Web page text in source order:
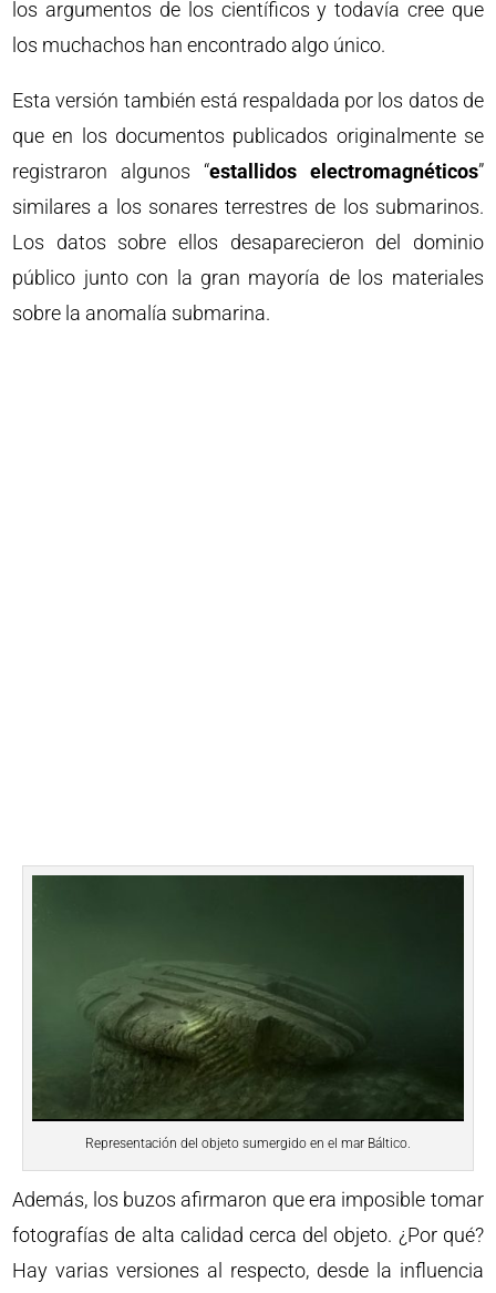
los argumentos de los científicos y todavía cree que
los muchachos han encontrado algo único.
Esta versión también está respaldada por los datos de
que en los documentos publicados originalmente se
registraron algunos “estallidos electromagnéticos”
similares a los sonares terrestres de los submarinos.
Los datos sobre ellos desaparecieron del dominio
público junto con la gran mayoría de los materiales
sobre la anomalía submarina.
Representación del objeto sumergido en el mar Báltico.
Además, los buzos afirmaron que era imposible tomar
fotografías de alta calidad cerca del objeto. ¿Por qué?
Hay varias versiones al respecto, desde la influencia